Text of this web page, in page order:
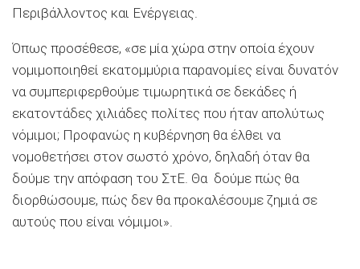
Περιβάλλοντος και Ενέργειας.
Όπως προσέθεσε, «σε μία χώρα στην οποία έχουν
νομιμοποιηθεί εκατομμύρια παρανομίες είναι δυνατόν
να συμπεριφερθούμε τιμωρητικά σε δεκάδες ή
εκατοντάδες χιλιάδες πολίτες που ήταν απολύτως
νόμιμοι; Προφανώς η κυβέρνηση θα έλθει να
νομοθετήσει στον σωστό χρόνο, δηλαδή όταν θα
δούμε την απόφαση του ΣτΕ. Θα δούμε πώς θα
διορθώσουμε, πώς δεν θα προκαλέσουμε ζημιά σε
αυτούς που είναι νόμιμοι».